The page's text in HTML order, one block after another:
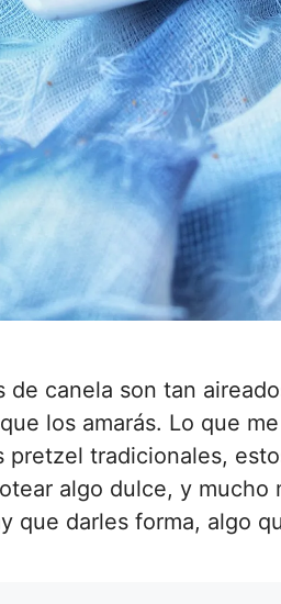
de canela son tan
los amarás. Lo que
pretzel tradicionales,
algo dulce, y mucho
que darles forma, algo